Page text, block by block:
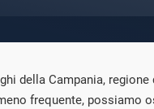
della Campania, regione
frequente, possiamo